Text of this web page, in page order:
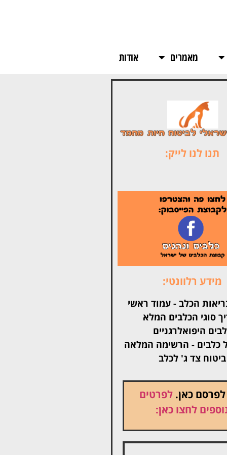
מאמרים אודות
תנו לנו לייק:
מידע רלוונטי:
הכלב - עמוד ראשי
סוגי הכלבים המלא
היפואלרגניים
כלבים - הרשימה המלאה
ביטוח צד ג' לכלב
לפרסם כאן.לפרטים
לחצו כאן: